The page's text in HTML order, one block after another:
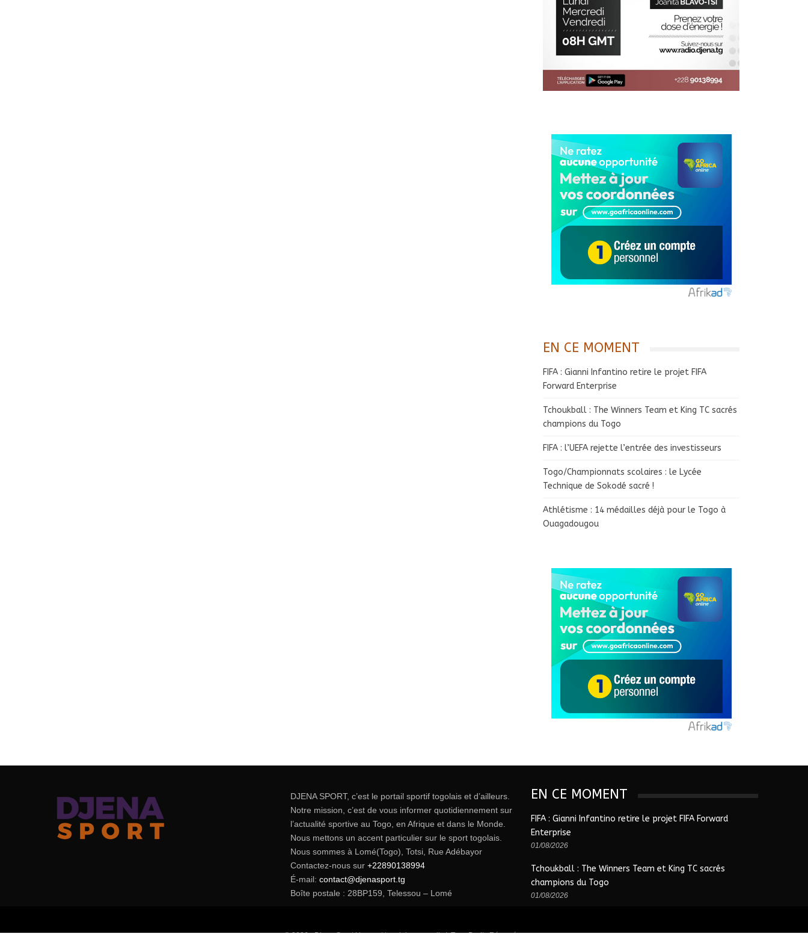
EN CE MOMENT
FIFA : Gianni Infantino retire le projet FIFA
Forward Enterprise
Tchoukball : The Winners Team et King TC sacrés
champions du Togo
FIFA : l’UEFA rejette l’entrée des investisseurs
Togo/Championnats scolaires : le Lycée
Technique de Sokodé sacré !
Athlétisme : 14 médailles déjà pour le Togo à
Ouagadougou
DJENA SPORT, c’est le portail sportif togolais et d’ailleurs.
Notre mission, c’est de vous informer quotidiennement sur
l’actualité sportive au Togo, en Afrique et dans le Monde.
Nous mettons un accent particulier sur le sport togolais.
Nous sommes à Lomé(Togo), Totsi, Rue Adébayor
Contactez-nous sur +22890138994
É-mail: contact@djenasport.tg
Boîte postale : 28BP159, Telessou – Lomé
EN CE MOMENT
FIFA : Gianni Infantino retire le projet FIFA Forward
Enterprise
01/08/2026
Tchoukball : The Winners Team et King TC sacrés
champions du Togo
01/08/2026